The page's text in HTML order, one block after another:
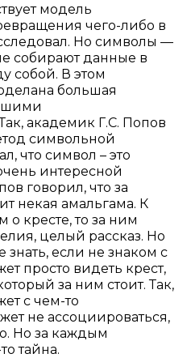
модель
чего-либо в
Но символы —
собирают данные в
собой. В этом
большая
академик Г.С. Попов
символьной
что символ – это
интересной
говорил, что за
некая амальгама. К
кресте, то за ним
целый рассказ. Но
знать, если не знаком с
просто видеть крест,
за ним стоит. Так,
с чем-то
не ассоциироваться,
Но за каждым
тайна.